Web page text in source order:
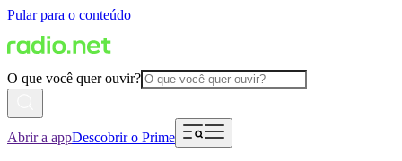
Pular para o conteúdo
O que você quer ouvir?
Abrir a appDescobrir o Prime